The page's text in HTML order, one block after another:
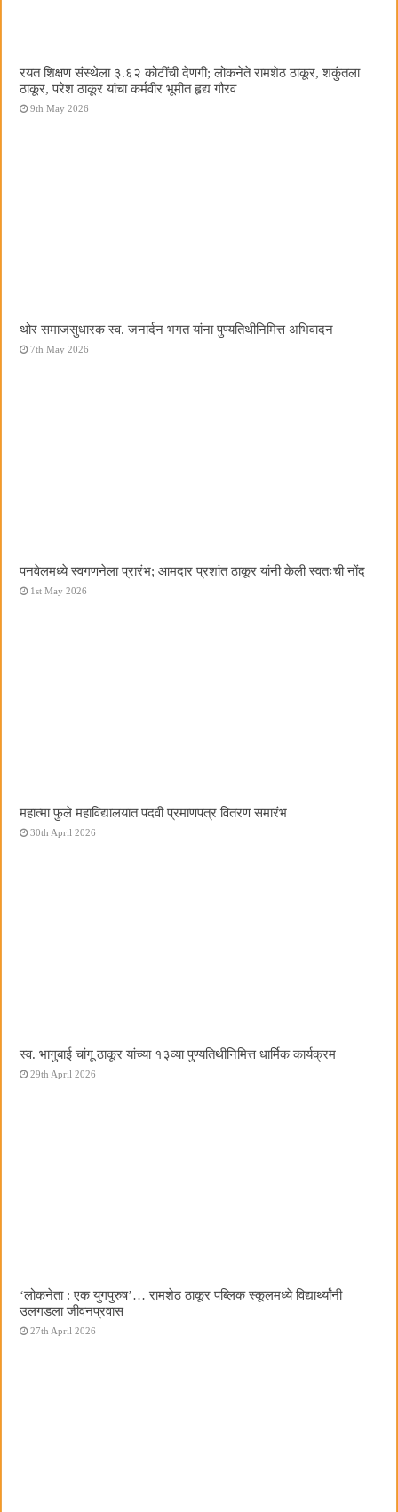
रयत शिक्षण संस्थेला ३.६२ कोटींची देणगी; लोकनेते रामशेठ ठाकूर, शकुंतला
ठाकूर, परेश ठाकूर यांचा कर्मवीर भूमीत हृद्य गौरव
9th May 2026
थोर समाजसुधारक स्व. जनार्दन भगत यांना पुण्यतिथीनिमित्त अभिवादन
7th May 2026
पनवेलमध्ये स्वगणनेला प्रारंभ; आमदार प्रशांत ठाकूर यांनी केली स्वतःची नोंद
1st May 2026
महात्मा फुले महाविद्यालयात पदवी प्रमाणपत्र वितरण समारंभ
30th April 2026
स्व. भागुबाई चांगू ठाकूर यांच्या १३व्या पुण्यतिथीनिमित्त धार्मिक कार्यक्रम
29th April 2026
‌‘लोकनेता : एक युगपुरुष‌’… रामशेठ ठाकूर पब्लिक स्कूलमध्ये विद्यार्थ्यांनी
उलगडला जीवनप्रवास
27th April 2026